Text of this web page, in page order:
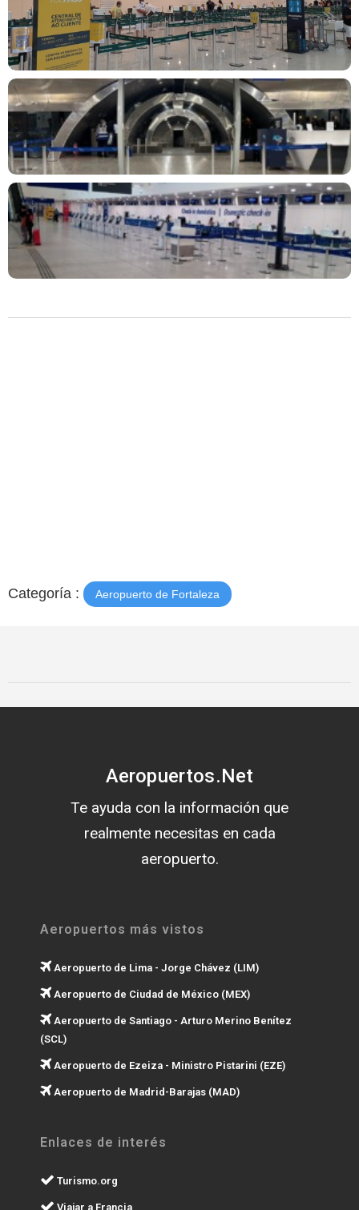
Categoría : Aeropuerto de Fortaleza
Aeropuertos.Net
Te ayuda con la información que
realmente necesitas en cada
aeropuerto.
Aeropuertos más vistos
Aeropuerto de Lima - Jorge Chávez (LIM)
Aeropuerto de Ciudad de México (MEX)
Aeropuerto de Santiago - Arturo Merino Benítez
(SCL)
Aeropuerto de Ezeiza - Ministro Pistarini (EZE)
Aeropuerto de Madrid-Barajas (MAD)
Enlaces de interés
Turismo.org
Viajar a Francia